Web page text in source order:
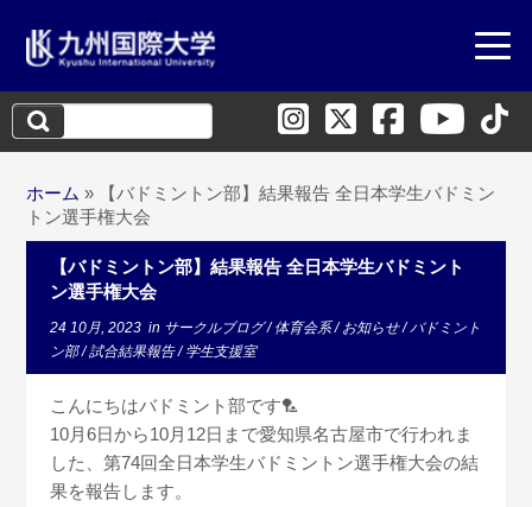
検
索:
ホーム »
【バドミントン部】結果報告 全日本学生バドミン
トン選手権大会
【バドミントン部】結果報告 全日本学生バドミント
ン選手権大会
24 10月, 2023 in サークルブログ/体育会系/お知らせ/バドミント
ン部/試合結果報告/学生支援室
こんにちはバドミント部です🏸
10月6日から10月12日まで愛知県名古屋市で行われま
した、第74回全日本学生バドミントン選手権大会の結
果を報告します。